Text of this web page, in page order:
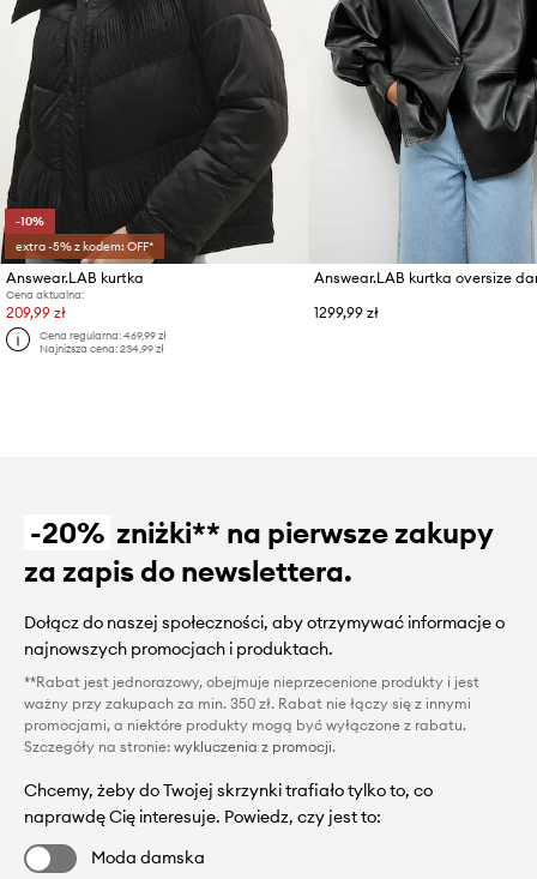
-10%
extra -5% z kodem: OFF*
Answear.LAB kurtka
Cena aktualna:
209,99 zł
Cena regularna:469,99 zł
Najniższa cena:234,99 zł
1299,99 zł
-20% zniżki** na pierwsze zakupy
za zapis do newslettera.
Dołącz do naszej społeczności, aby otrzymywać informacje o
najnowszych promocjach i produktach.
**Rabat jest jednorazowy, obejmuje nieprzecenione produkty i jest
ważny przy zakupach za min. 350 zł. Rabat nie łączy się z innymi
promocjami, a niektóre produkty mogą być wyłączone z rabatu.
Szczegóły na stronie: wykluczenia z promocji.
Chcemy, żeby do Twojej skrzynki trafiało tylko to, co
naprawdę Cię interesuje. Powiedz, czy jest to:
Moda damska